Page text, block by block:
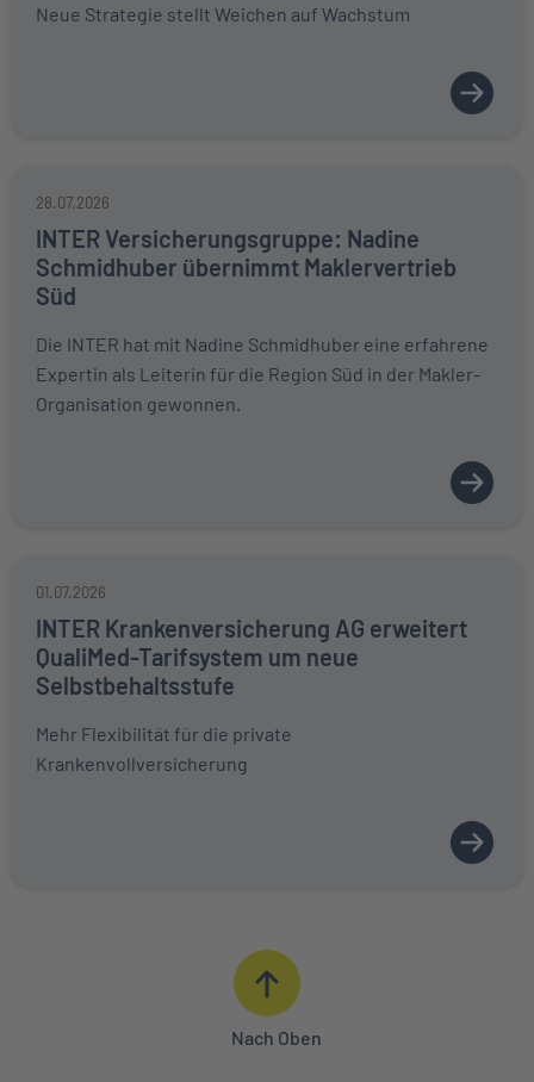
Neue Strategie stellt Weichen auf Wachstum
28.07.2026
INTER Versicherungsgruppe: Nadine
Schmidhuber übernimmt Maklervertrieb
Süd
Die INTER hat mit Nadine Schmidhuber eine erfahrene
Expertin als Leiterin für die Region Süd in der Makler-
Organisation gewonnen.
01.07.2026
INTER Krankenversicherung AG erweitert
QualiMed-Tarifsystem um neue
Selbstbehaltsstufe
Mehr Flexibilität für die private
Krankenvollversicherung
Nach Oben